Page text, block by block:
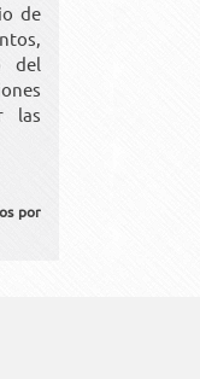
de
del
las
por